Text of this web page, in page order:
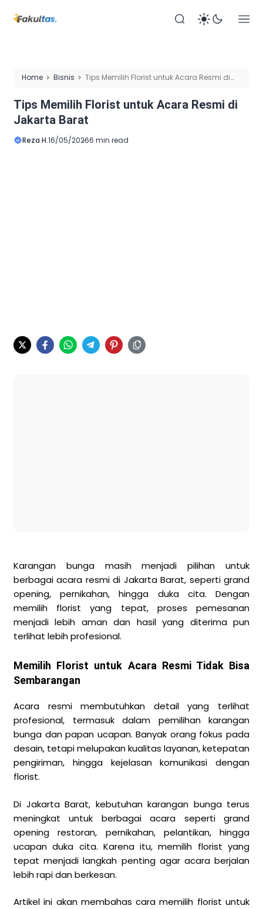
Home Bisnis
Tips Memilih Florist untuk Acara Resmi di
Tips Memilih Florist untuk Acara Resmi di
Jakarta Barat
Reza H.16/05/20266 min read
Karangan bunga masih menjadi pilihan untuk
berbagai acara resmi di Jakarta Barat, seperti grand
opening, pernikahan, hingga duka cita. Dengan
memilih florist yang tepat, proses pemesanan
menjadi lebih aman dan hasil yang diterima pun
terlihat lebih profesional.
Memilih Florist untuk Acara Resmi Tidak Bisa
Sembarangan
Acara resmi membutuhkan detail yang terlihat
profesional, termasuk dalam pemilihan karangan
bunga dan papan ucapan. Banyak orang fokus pada
desain, tetapi melupakan kualitas layanan, ketepatan
pengiriman, hingga kejelasan komunikasi dengan
florist.
Di Jakarta Barat, kebutuhan karangan bunga terus
meningkat untuk berbagai acara seperti grand
opening restoran, pernikahan, pelantikan, hingga
ucapan duka cita. Karena itu, memilih florist yang
tepat menjadi langkah penting agar acara berjalan
lebih rapi dan berkesan.
Artikel ini akan membahas cara memilih florist untuk